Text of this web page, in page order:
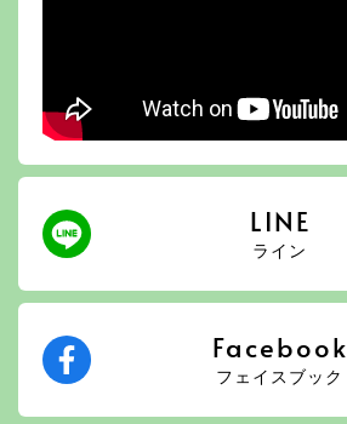
LINE
ライン
Facebook
フェイスブック